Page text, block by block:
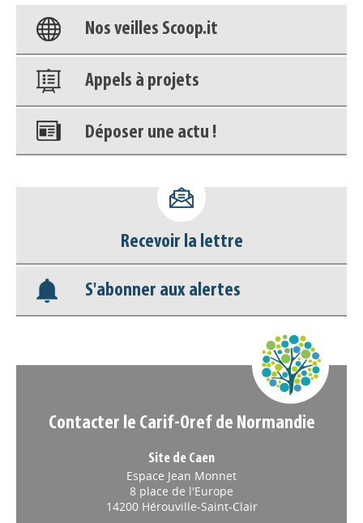
Nos veilles Scoop.it
Appels à projets
Déposer une actu !
déconnecter)
Base documentaire
Nos veilles Scoop.it
Recevoir la lettre
S'abonner aux alertes
Contacter le Carif-Oref de Normandie
Site de Caen
Espace Jean Monnet
8 place de l'Europe
14200 Hérouville-Saint-Clair